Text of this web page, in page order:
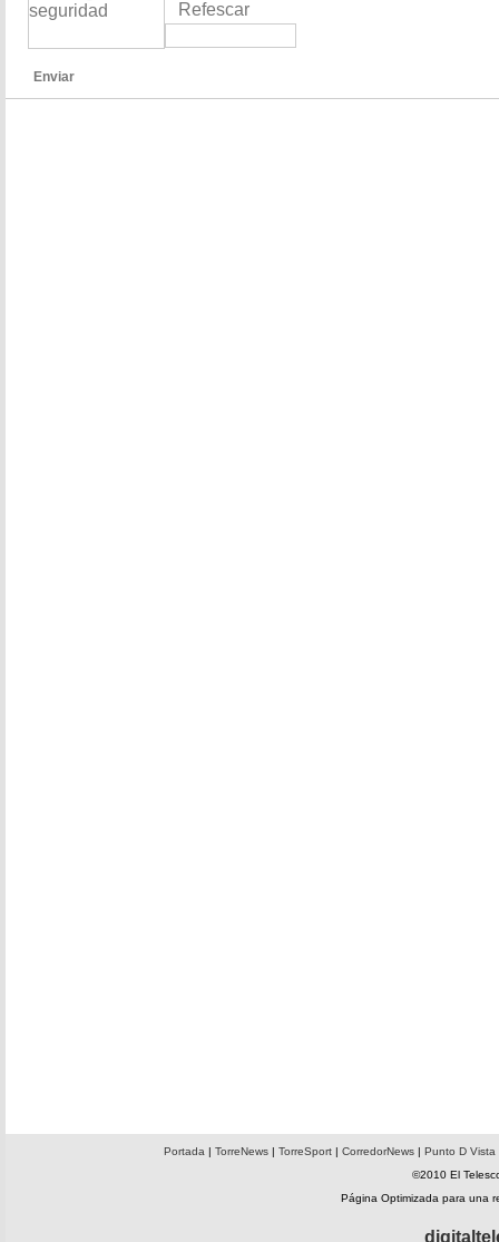
Refescar
Enviar
Portada | TorreNews| TorreSport| CorredorNews| Punto D Vista
©2010 El
Página Optimizada para una